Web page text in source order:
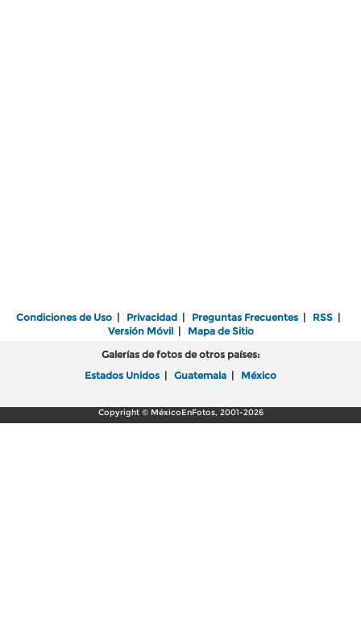
Condiciones de Uso | Privacidad | Preguntas Frecuentes | RSS |
Versión Móvil| Mapa de Sitio
Galerías de fotos de otros países:
Estados Unidos | Guatemala | México
Copyright © MéxicoEnFotos, 2001-2026